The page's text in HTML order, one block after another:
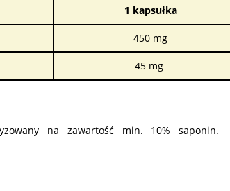
1 kapsułka
450 mg
45 mg
na zawartość min. 10% saponin.